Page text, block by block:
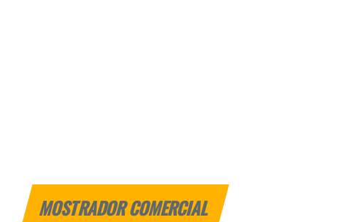
MOSTRADOR COMERCIAL